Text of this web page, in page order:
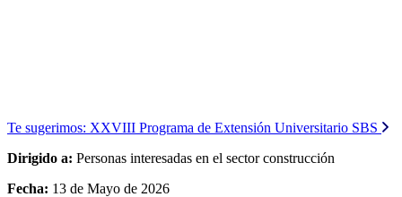
Te sugerimos: XXVIII Programa de Extensión Universitario SBS
Dirigido a: Personas interesadas en el sector construcción
Fecha: 13 de Mayo de 2026